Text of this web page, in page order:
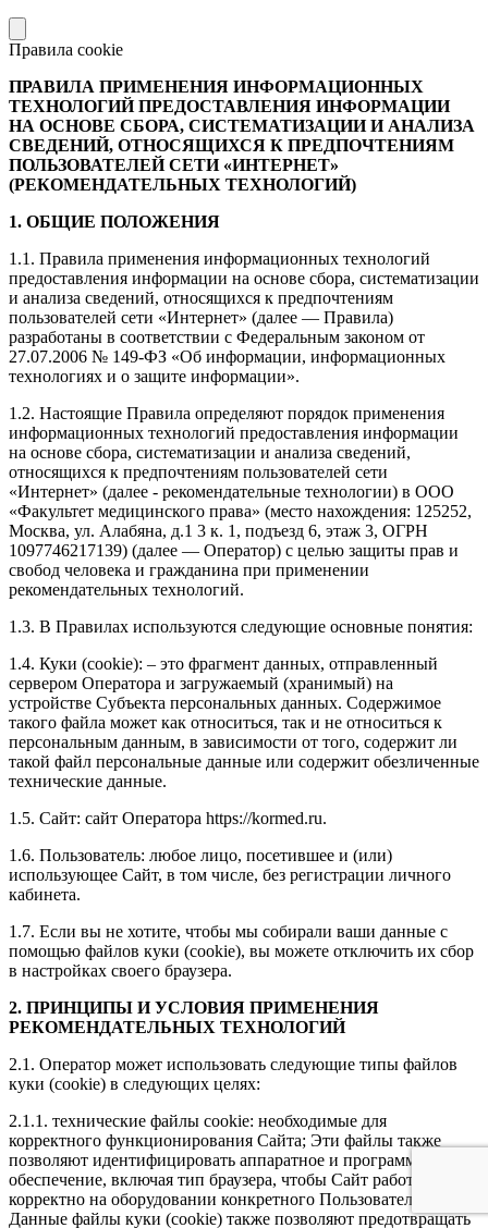
Правила cookie
ПРАВИЛА ПРИМЕНЕНИЯ ИНФОРМАЦИОННЫХ
ТЕХНОЛОГИЙ ПРЕДОСТАВЛЕНИЯ ИНФОРМАЦИИ
НА ОСНОВЕ СБОРА, СИСТЕМАТИЗАЦИИ И АНАЛИЗА
СВЕДЕНИЙ, ОТНОСЯЩИХСЯ К ПРЕДПОЧТЕНИЯМ
ПОЛЬЗОВАТЕЛЕЙ СЕТИ «ИНТЕРНЕТ»
(РЕКОМЕНДАТЕЛЬНЫХ ТЕХНОЛОГИЙ)
1. ОБЩИЕ ПОЛОЖЕНИЯ
1.1. Правила применения информационных технологий
предоставления информации на основе сбора, систематизации
и анализа сведений, относящихся к предпочтениям
пользователей сети «Интернет» (далее — Правила)
разработаны в соответствии с Федеральным законом от
27.07.2006 № 149-ФЗ «Об информации, информационных
технологиях и о защите информации».
1.2. Настоящие Правила определяют порядок применения
информационных технологий предоставления информации
на основе сбора, систематизации и анализа сведений,
относящихся к предпочтениям пользователей сети
«Интернет» (далее - рекомендательные технологии) в ООО
«Факультет медицинского права» (место нахождения: 125252,
Москва, ул. Алабяна, д.1 3 к. 1, подъезд 6, этаж 3, ОГРН
1097746217139) (далее — Оператор) с целью защиты прав и
свобод человека и гражданина при применении
рекомендательных технологий.
1.3. В Правилах используются следующие основные понятия:
1.4. Куки (cookie): – это фрагмент данных, отправленный
сервером Оператора и загружаемый (хранимый) на
устройстве Субъекта персональных данных. Содержимое
такого файла может как относиться, так и не относиться к
персональным данным, в зависимости от того, содержит ли
такой файл персональные данные или содержит обезличенные
технические данные.
1.5. Сайт: сайт Оператора https://kormed.ru.
1.6. Пользователь: любое лицо, посетившее и (или)
использующее Сайт, в том числе, без регистрации личного
кабинета.
1.7. Если вы не хотите, чтобы мы собирали ваши данные с
помощью файлов куки (cookie), вы можете отключить их сбор
в настройках своего браузера.
2. ПРИНЦИПЫ И УСЛОВИЯ ПРИМЕНЕНИЯ
РЕКОМЕНДАТЕЛЬНЫХ ТЕХНОЛОГИЙ
2.1. Оператор может использовать следующие типы файлов
куки (сookie) в следующих целях:
2.1.1. технические файлы cookie: необходимые для
корректного функционирования Сайта; Эти файлы также
позволяют идентифицировать аппаратное и программное
обеспечение, включая тип браузера, чтобы Сайт работал
корректно на оборудовании конкретного Пользователя.
Данные файлы куки (сookie) также позволяют предотвращать